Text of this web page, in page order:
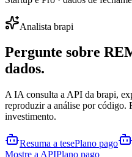
Analista brapi
Pergunte sobre
dados.
A IA consulta a API da brapi,
reproduzir a análise por código.
investimento.
Resuma a tesePlano pago
Mostre a APIPlano pago